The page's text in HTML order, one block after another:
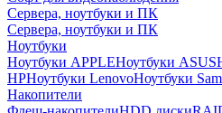
Сервера, ноутбуки и ПК
Сервера, ноутбуки и ПК
Ноутбуки
Ноутбуки APPLEНоутбуки ASUS
HPНоутбуки LenovoНоутбуки
Накопители